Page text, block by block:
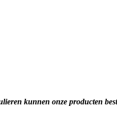
kunnen onze producten